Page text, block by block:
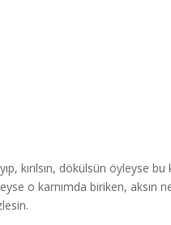
kırılsın, dökülsün öyleyse
o karnımda biriken, aksın